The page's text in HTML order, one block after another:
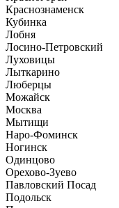
Краснознаменск
Кубинка
Лобня
Лосино-Петровский
Луховицы
Лыткарино
Люберцы
Можайск
Москва
Мытищи
Наро-Фоминск
Ногинск
Одинцово
Орехово-Зуево
Павловский Посад
Подольск